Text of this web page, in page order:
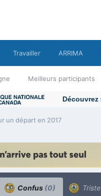
Meilleurs participants
Travailler ARRIMA
un départ en 2017
Confus (0) Triste